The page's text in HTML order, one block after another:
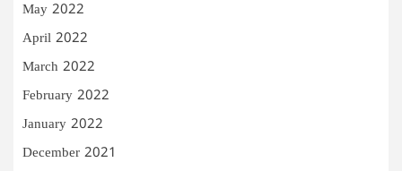
May 2022
April 2022
March 2022
February 2022
January 2022
December 2021